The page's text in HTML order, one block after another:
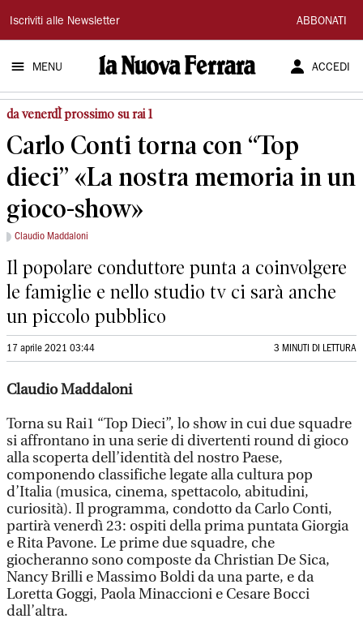
La
Nuova
Ferrara
Iscriviti alle Newsletter ABBONATI
MENU ACCEDI
da venerdÌ prossimo su rai 1
Carlo Conti torna con “Top
dieci” «La nostra memoria in un
gioco-show»
Claudio Maddaloni
Il popolare conduttore punta a coinvolgere
le famiglie e nello studio tv ci sarà anche
un piccolo pubblico
17 aprile 2021 03:44 3 MINUTI DI LETTURA
Claudio Maddaloni
Torna su Rai1 “Top Dieci”, lo show in cui due squadre
si affrontano in una serie di divertenti round di gioco
alla scoperta dell’identità del nostro Paese,
componendo classifiche legate alla cultura pop
d’Italia (musica, cinema, spettacolo, abitudini,
curiosità). Il programma, condotto da Carlo Conti,
partirà venerdì 23: ospiti della prima puntata Giorgia
e Rita Pavone. Le prime due squadre, che
giocheranno sono composte da Christian De Sica,
Nancy Brilli e Massimo Boldi da una parte, e da
Loretta Goggi, Paola Minaccioni e Cesare Bocci
dall’altra.